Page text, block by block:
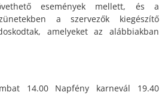
események mellett, és a
a szervezők kiegészítő
amelyeket az alábbiakban
14.00 Napfény karnevál 19.40